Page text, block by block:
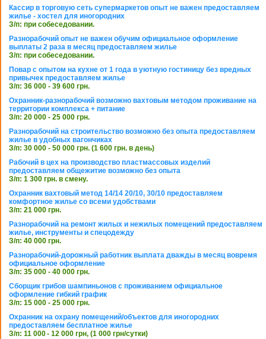
Кассир в торговую сеть супермаркетов опыт не важен предоставляем
жилье - хостел для иногородних
З/п: при собеседовании.
Разнорабочий опыт не важен обучим официальное оформление
выплаты 2 раза в месяц предоставляем жилье
З/п: при собеседовании.
Повар с опытом на кухне от 1 года в уютную гостиницу без вредных
привычек предоставляем жилье
З/п: 36 000 - 39 600 грн.
Охранник-разнорабочий возможно вахтовым методом проживание на
территории комплекса + питание
З/п: 20 000 - 25 000 грн.
Разнорабочий на строительство возможно без опыта предоставляем
жилье в удобных вагончиках
З/п: 30 000 - 50 000 грн. (1 600 грн. в день)
Рабочий в цех на производство пластмассовых изделий
предоставляем общежитие возможно без опыта
З/п: 1 300 грн. в смену.
Охранник вахтовый метод 14/14 20/10, 30/10 предоставляем
комфортное жилье со всеми удобствами
З/п: 21 000 грн.
Разнорабочий на ремонт жилых и нежилых помещений предоставляем
жилье, инструменты и спецодежду
З/п: 40 000 грн.
Разнорабочий-дорожный работник выплата дважды в месяц вовремя
официальное оформление
З/п: 35 000 - 40 000 грн.
Сборщик грибов шампиньонов с проживанием официальное
оформление гибкий график
З/п: 15 000 - 25 000 грн.
Охранник на охрану помещений/объектов для иногородних
предоставляем бесплатное жилье
З/п: 11 000 - 12 000 грн, (1 000 грн/сутки)